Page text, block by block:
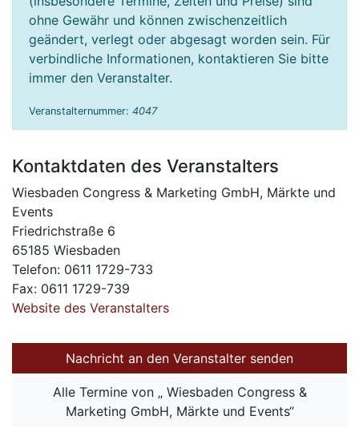
ohne Gewähr und können zwischenzeitlich
geändert, verlegt oder abgesagt worden sein. Für
verbindliche Informationen, kontaktieren Sie bitte
immer den Veranstalter.
Veranstalternummer: 4047
Kontaktdaten des Veranstalters
Wiesbaden Congress & Marketing GmbH, Märkte und
Events
Friedrichstraße 6
65185 Wiesbaden
Telefon: 0611 1729-733
Fax: 0611 1729-739
Website des Veranstalters
Nachricht an den Veranstalter senden
Alle Termine von „ Wiesbaden Congress &
Marketing GmbH, Märkte und Events“